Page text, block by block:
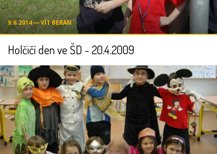
9.6.2014 ― VÍT BERAN
Holčičí den ve ŠD - 20.4.2009